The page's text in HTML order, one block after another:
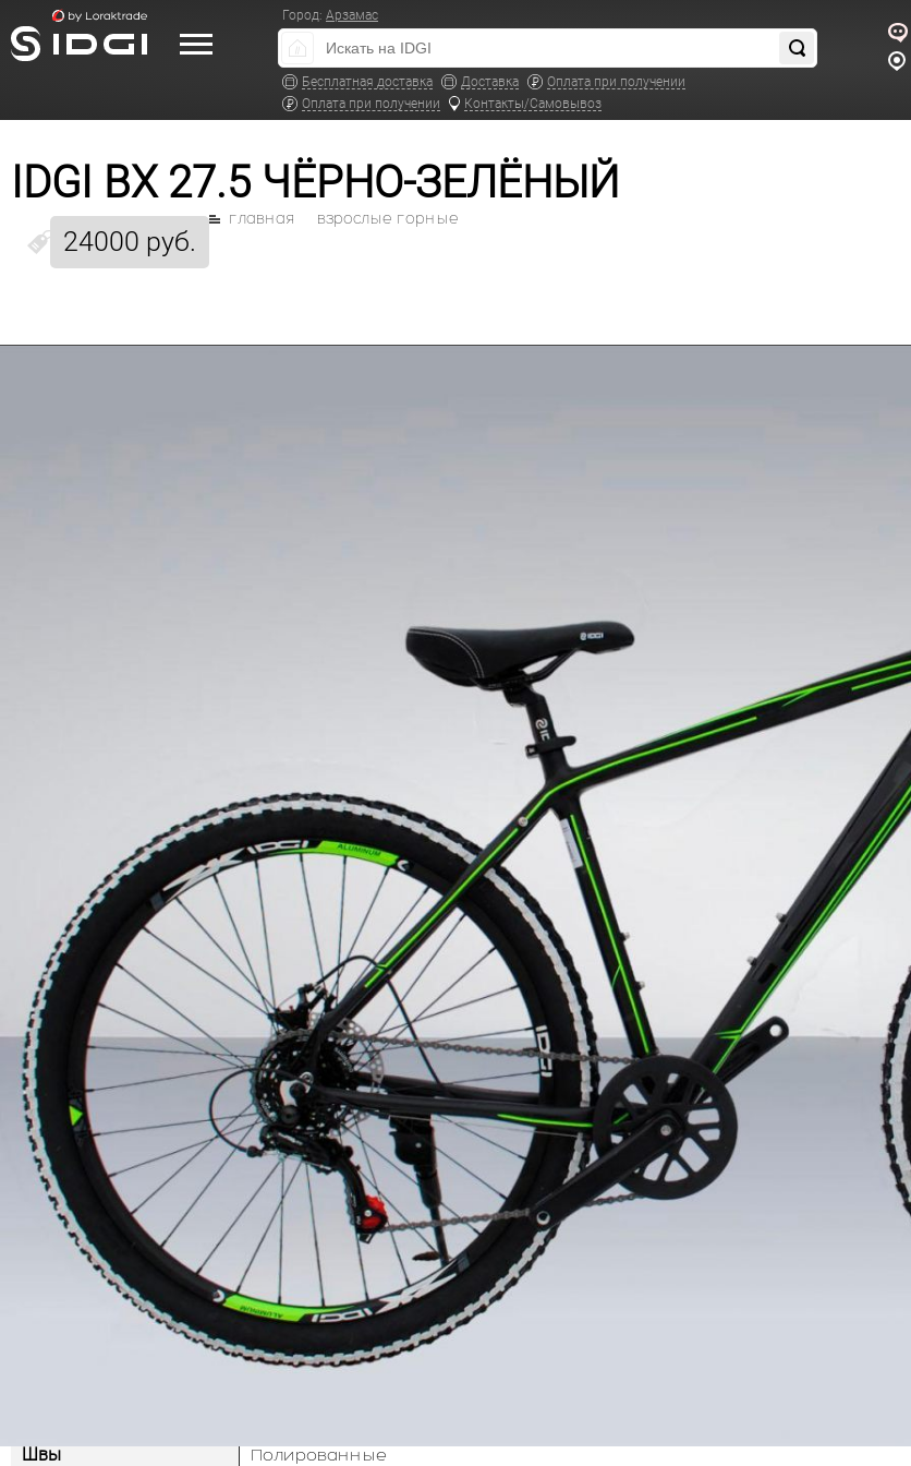
Город: Арзамас
Бесплатная доставка Доставка
Оплата при получении
Оплата при получении
Контакты/Самовывоз
IDGI BX 27.5 ЧЁРНО-ЗЕЛЁНЫЙ
24000 руб.
главная взрослые горные
ОБОРУДОВАНИЕ
Акция бесплатная доставка до пункта СДЭК в вашем городе
Оплата в месте получения велосипеда. (без предоплаты).
Швы Полированные